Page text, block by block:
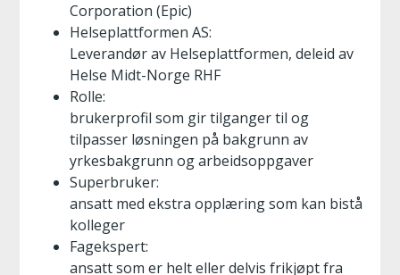
Corporation (Epic)
Helseplattformen AS:
Leverandør av Helseplattformen, deleid av
Helse Midt-Norge RHF
Rolle:
brukerprofil som gir tilganger til og
tilpasser løsningen på bakgrunn av
yrkesbakgrunn og arbeidsoppgaver
Superbruker:
ansatt med ekstra opplæring som kan bistå
kolleger
Fagekspert:
ansatt som er helt eller delvis frikjøpt fra